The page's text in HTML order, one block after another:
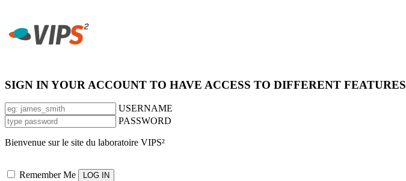
SIGN IN YOUR ACCOUNT TO HAVE ACCESS TO DIFFERENT FEATURES
USERNAME
PASSWORD
Bienvenue sur le site du laboratoire VIPS²
Remember Me